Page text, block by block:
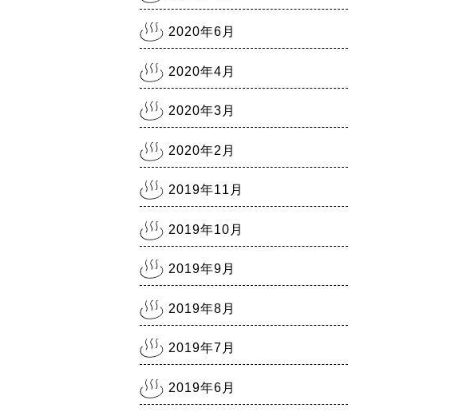
2020年6月
2020年4月
2020年3月
2020年2月
2019年11月
2019年10月
2019年9月
2019年8月
2019年7月
2019年6月